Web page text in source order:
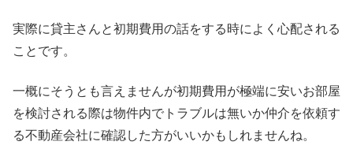
実際に貸主さんと初期費用の話をする時によく心配される
ことです。
一概にそうとも言えませんが初期費用が極端に安いお部屋
を検討される際は物件内でトラブルは無いか仲介を依頼す
る不動産会社に確認した方がいいかもしれませんね。